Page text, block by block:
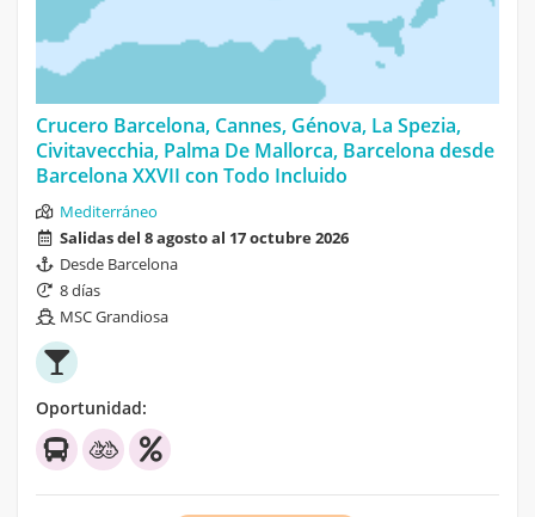
Crucero Barcelona, Cannes, Génova, La Spezia,
Civitavecchia, Palma De Mallorca, Barcelona desde
Barcelona XXVII con Todo Incluido
Mediterráneo
Salidas del 8 agosto al 17 octubre 2026
Desde Barcelona
8 días
MSC Grandiosa
Oportunidad: